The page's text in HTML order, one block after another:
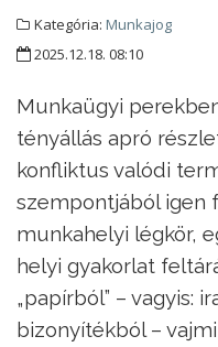
Kategória: Munkajog
2025.12.18. 08:10
Munkaügyi
tényállás apró
konfliktus valódi
szempontjából igen
munkahelyi légkör,
helyi gyakorlat
„papírból” – vagyis:
bizonyítékból –